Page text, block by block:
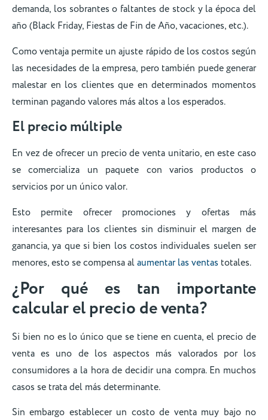
demanda, los sobrantes o faltantes de stock y la época del
año (Black Friday, Fiestas de Fin de Año, vacaciones, etc.).
Como ventaja permite un ajuste rápido de los costos según
las necesidades de la empresa, pero también puede generar
malestar en los clientes que en determinados momentos
terminan pagando valores más altos a los esperados.
El precio múltiple
En vez de ofrecer un precio de venta unitario, en este caso
se comercializa un paquete con varios productos o
servicios por un único valor.
Esto permite ofrecer promociones y ofertas más
interesantes para los clientes sin disminuir el margen de
ganancia, ya que si bien los costos individuales suelen ser
menores, esto se compensa alaumentar las ventas totales.
¿Por qué es tan importante
calcular el precio de venta?
Si bien no es lo único que se tiene en cuenta, el precio de
venta es uno de los aspectos más valorados por los
consumidores a la hora de decidir una compra. En muchos
casos se trata del más determinante.
Sin embargo establecer un costo de venta muy bajo no